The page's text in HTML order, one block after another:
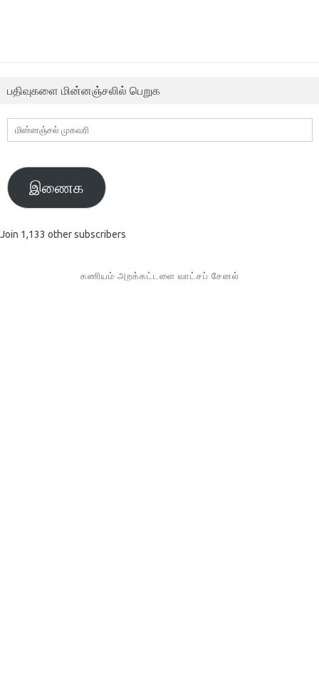
பதிவுகளை மின்னஞ்சலில் பெறுக
மின்னஞ்சல்
முகவரி
இணைக
Join 1,133 other subscribers
கணியம் அறக்கட்டளை வாட்சப் சேனல்